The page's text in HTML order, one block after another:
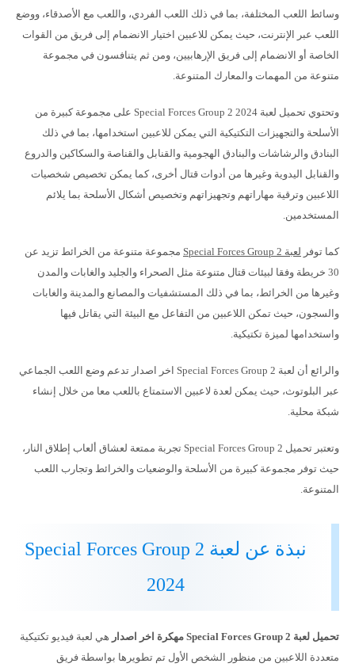
وسائط اللعب المختلفة، بما في ذلك اللعب الفردي، واللعب مع الأصدقاء، ووضع
اللعب عبر الإنترنت، حيث يمكن للاعبين اختيار الانضمام إلى فريق من القوات
الخاصة أو الانضمام إلى فريق الإرهابيين، ومن ثم يتنافسون في مجموعة
متنوعة من المهمات والمعارك المتنوعة.
وتحتوي تحميل لعبة Special Forces Group 2 2024 على مجموعة كبيرة من
الأسلحة والتجهيزات التكتيكية التي يمكن للاعبين استخدامها، بما في ذلك
البنادق والرشاشات والبنادق الهجومية والقنابل والقناصة والسكاكين والدروع
والقنابل اليدوية وغيرها من أدوات قتال أخرى، كما يمكن تخصيص شخصيات
اللاعبين وترقية مهاراتهم وتجهيزاتهم وتخصيص أشكال الأسلحة بما يلائم
المستخدمين.
كما توفر لعبة Special Forces Group 2
مجموعة متنوعة من الخرائط تزيد عن
30 خريطة وفقا لبيئات قتال متنوعة مثل الصحراء والجليد والغابات والمدن
وغيرها من الخرائط، بما في ذلك المستشفيات والمصانع والمدينة والغابات
والسجون، حيث تمكن اللاعبين من التفاعل مع البيئة التي يقاتل فيها
واستخدامها لميزة تكتيكية.
والرائع أن لعبة Special Forces Group 2 اخر اصدار تدعم وضع اللعب الجماعي
عبر البلوتوث، حيث يمكن لعدة لاعبين الاستمتاع باللعب معا من خلال إنشاء
شبكة محلية.
وتعتبر تحميل Special Forces Group 2 تجربة ممتعة لعشاق ألعاب إطلاق النار،
حيث توفر مجموعة كبيرة من الأسلحة والوضعيات والخرائط وتجارب اللعب
المتنوعة.
نبذة عن لعبة Special Forces Group 2
2024
تحميل لعبة Special Forces Group 2 مهكرة اخر اصدار
هي لعبة فيديو تكتيكية
متعددة اللاعبين من منظور الشخص الأول تم تطويرها بواسطة فريق